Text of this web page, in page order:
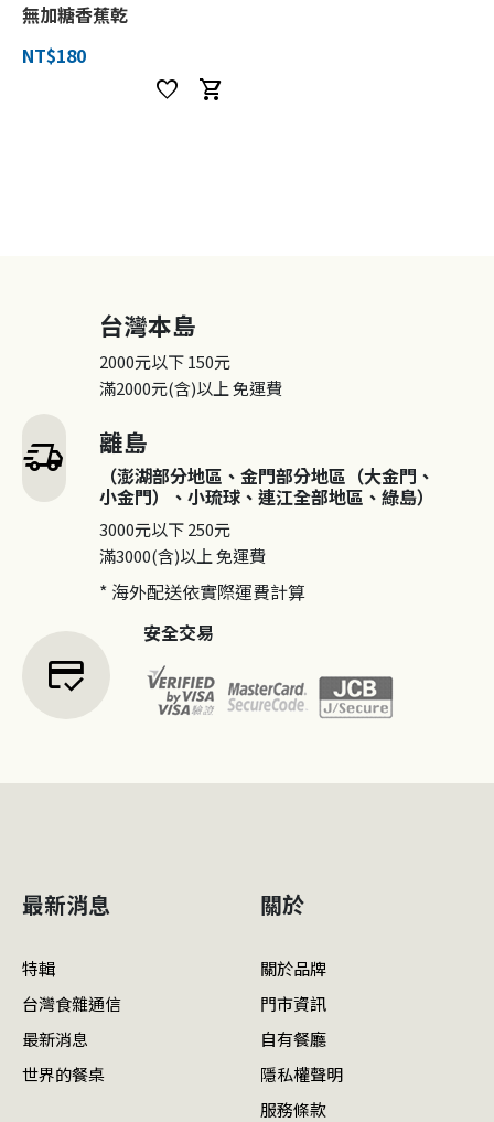
無加糖香蕉乾
NT$180
favorite shopping_cart
delivery_truck_speed
台灣本島
2000元以下150元
滿2000元(含)以上免運費
離島
（澎湖部分地區、金門部分地區（大金門、
小金門）、小琉球、連江全部地區、綠島）
3000元以下250元
滿3000(含)以上免運費
* 海外配送依實際運費計算
credit_score
安全交易
最新消息
特輯
台灣食雜通信
最新消息
世界的餐桌
關於
關於品牌
門市資訊
自有餐廳
隱私權聲明
服務條款